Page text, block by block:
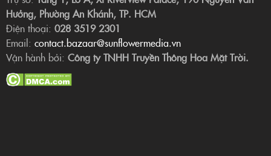
Hưởng, Phường An Khánh, TP. HCM
Điện thoại: 028 3519 2301
Email: contact.bazaar@sunflowermedia.vn
Vận hành bởi: Công ty TNHH Truyền Thông Hoa Mặt Trời.